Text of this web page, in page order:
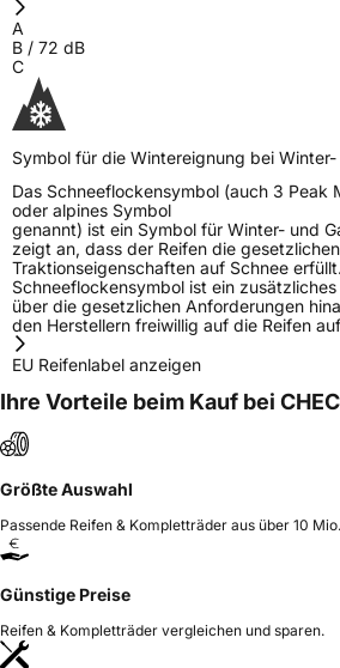
A
B / 72 dB
C
Symbol für die Wintereignung bei
Das Schneeflockensymbol (auch 3 Peak
oder alpines Symbol
genannt) ist ein Symbol für Winter- und
zeigt an, dass der Reifen die
Traktionseigenschaften auf Schnee
Schneeflockensymbol ist ein
über die gesetzlichen Anforderungen
den Herstellern freiwillig auf die Reifen
EU Reifenlabel anzeigen
Ihre Vorteile beim Kauf bei
Größte Auswahl
Passende Reifen & Kompletträder aus über 10
Günstige Preise
Reifen & Kompletträder vergleichen und sparen.